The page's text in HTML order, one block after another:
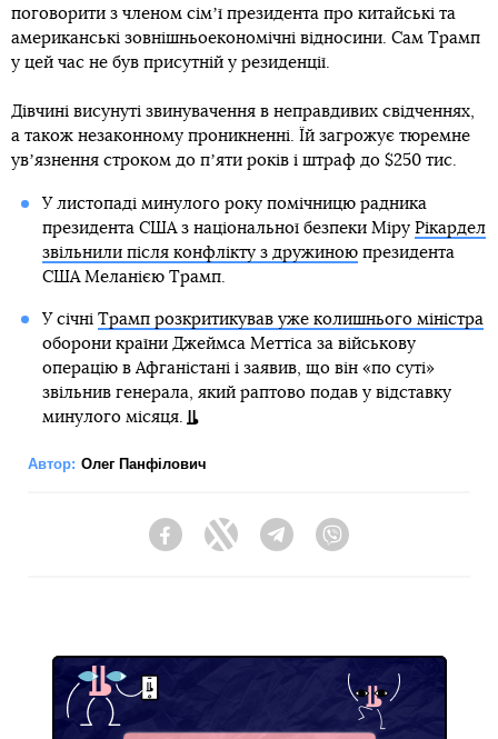
поговорити з членом сімʼї президента про китайські та
американські зовнішньоекономічні відносини. Сам Трамп
у цей час не був присутній у резиденції.
Дівчині висунуті звинувачення в неправдивих свідченнях,
а також незаконному проникненні. Їй загрожує тюремне
увʼязнення строком до пʼяти років і штраф до $250 тис.
У листопаді минулого року помічницю радника
президента США з національної безпеки Міру Рікардел
звільнили після конфлікту з дружиноюпрезидента
США Меланією Трамп.
У січні Трамп розкритикував уже колишнього міністра
оборони країни Джеймса Меттіса за військову
операцію в Афганістані і заявив, що він «по суті»
звільнив генерала, який раптово подав у відставку
минулого місяця.
Автор: Олег Панфілович
FacebookTwitter Telegram